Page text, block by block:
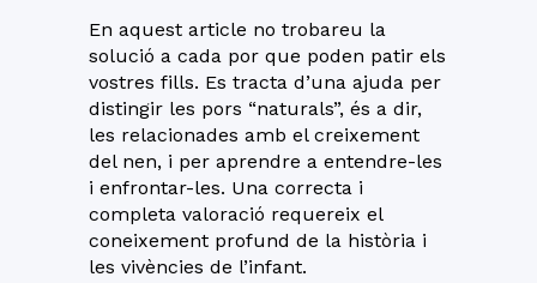
En aquest article no trobareu la
solució a cada por que poden patir els
vostres fills. Es tracta d’una ajuda per
distingir les pors “naturals”, és a dir,
les relacionades amb el creixement
del nen, i per aprendre a entendre-les
i enfrontar-les. Una correcta i
completa valoració requereix el
coneixement profund de la història i
les vivències de l’infant.